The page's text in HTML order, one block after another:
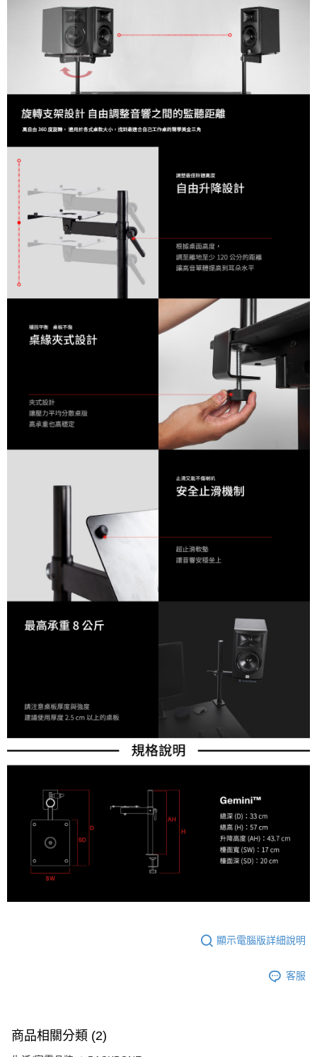
顯示電腦版詳細說明
客服
商品相關分類 (2)